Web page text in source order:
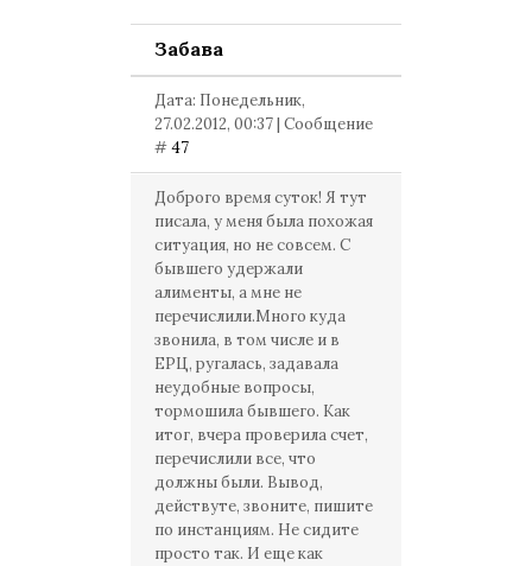
Забава
Дата: Понедельник,
27.02.2012, 00:37 | Сообщение
#47
Доброго время суток! Я тут
писала, у меня была похожая
ситуация, но не совсем. С
бывшего удержали
алименты, а мне не
перечислили.Много куда
звонила, в том числе и в
ЕРЦ, ругалась, задавала
неудобные вопросы,
тормошила бывшего. Как
итог, вчера проверила счет,
перечислили все, что
должны были. Вывод,
действуте, звоните, пишите
по инстанциям. Не сидите
просто так. И еще как